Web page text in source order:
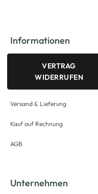
Informationen
VERTRAG
WIDERRUFEN
Versand & Lieferung
Kauf auf Rechnung
AGB
Unternehmen